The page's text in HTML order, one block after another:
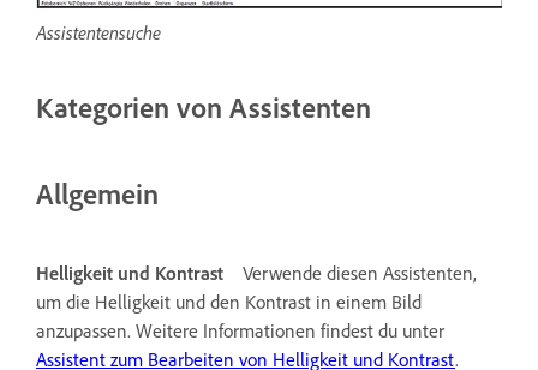
Assistentensuche
Kategorien von Assistenten
Allgemein
Helligkeit und Kontrast
Verwende diesen Assistenten,
um die Helligkeit und den Kontrast in einem Bild
anzupassen. Weitere Informationen findest du unter
Assistent zum Bearbeiten von Helligkeit und Kontrast.